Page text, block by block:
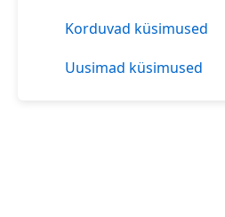
Korduvad küsimused
Uusimad küsimused